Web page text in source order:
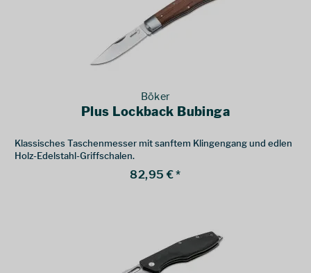
Böker
Plus Lockback Bubinga
Klassisches Taschenmesser mit sanftem Klingengang und edlen
Holz-Edelstahl-Griffschalen.
82,95 € *